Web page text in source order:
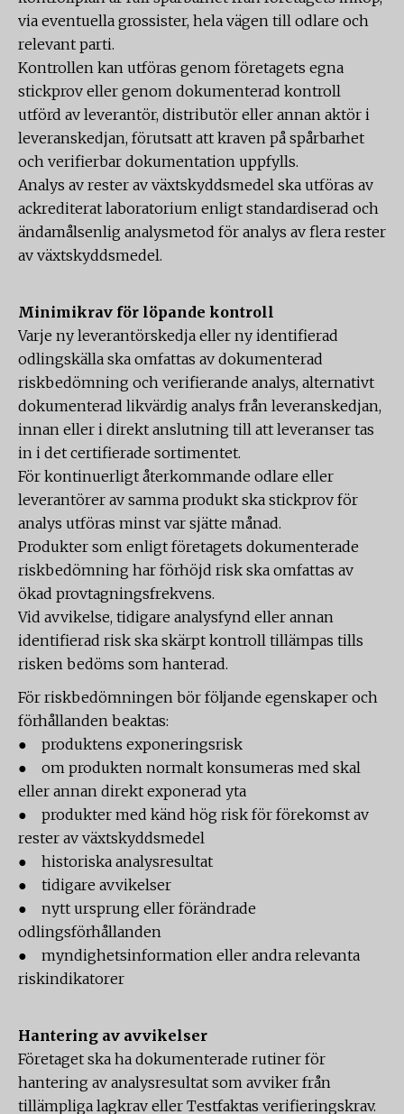
via eventuella grossister, hela vägen till odlare och
relevant parti.
Kontrollen kan utföras genom företagets egna
stickprov eller genom dokumenterad kontroll
utförd av leverantör, distributör eller annan aktör i
leveranskedjan, förutsatt att kraven på spårbarhet
och verifierbar dokumentation uppfylls.
Analys av rester av växtskyddsmedel ska utföras av
ackrediterat laboratorium enligt standardiserad och
ändamålsenlig analysmetod för analys av flera rester
av växtskyddsmedel.
Minimikrav för löpande kontroll
Varje ny leverantörskedja eller ny identifierad
odlingskälla ska omfattas av dokumenterad
riskbedömning och verifierande analys, alternativt
dokumenterad likvärdig analys från leveranskedjan,
innan eller i direkt anslutning till att leveranser tas
in i det certifierade sortimentet.
För kontinuerligt återkommande odlare eller
leverantörer av samma produkt ska stickprov för
analys utföras minst var sjätte månad.
Produkter som enligt företagets dokumenterade
riskbedömning har förhöjd risk ska omfattas av
ökad provtagningsfrekvens.
Vid avvikelse, tidigare analysfynd eller annan
identifierad risk ska skärpt kontroll tillämpas tills
risken bedöms som hanterad.
För riskbedömningen bör följande egenskaper och
förhållanden beaktas:
● produktens exponeringsrisk
● om produkten normalt konsumeras med skal
eller annan direkt exponerad yta
● produkter med känd hög risk för förekomst av
rester av växtskyddsmedel
● historiska analysresultat
● tidigare avvikelser
● nytt ursprung eller förändrade
odlingsförhållanden
● myndighetsinformation eller andra relevanta
riskindikatorer
Hantering av avvikelser
Företaget ska ha dokumenterade rutiner för
hantering av analysresultat som avviker från
tillämpliga lagkrav eller Testfaktas verifieringskrav.